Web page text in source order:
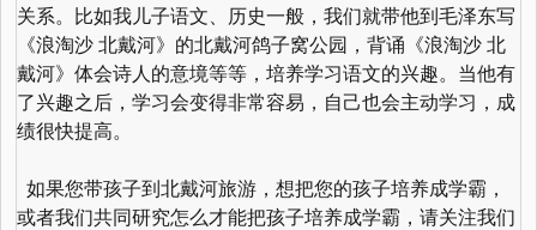
关系。比如我儿子语文、历史一般，我们就带他到毛泽东写
《浪淘沙 北戴河》的北戴河鸽子窝公园，背诵《浪淘沙 北
戴河》体会诗人的意境等等，培养学习语文的兴趣。当他有
了兴趣之后，学习会变得非常容易，自己也会主动学习，成
绩很快提高。
如果您带孩子到北戴河旅游，想把您的孩子培养成学霸，
或者我们共同研究怎么才能把孩子培养成学霸，请关注我们